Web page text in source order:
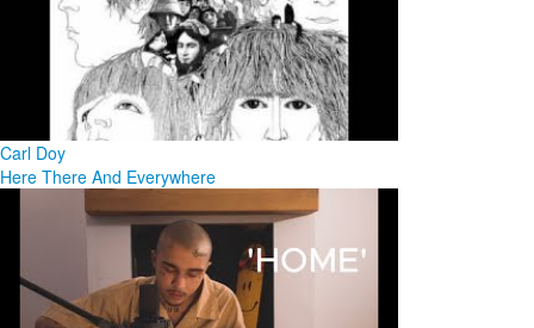
Carl Doy
Here There And Everywhere